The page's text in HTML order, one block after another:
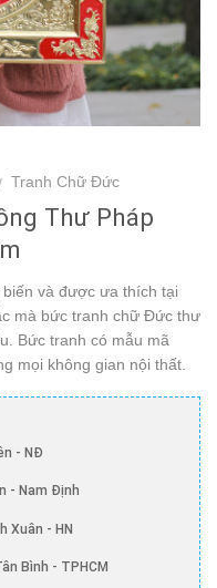
Tranh Chữ Đức
Thư Pháp
và được ưa thích tại
mà bức tranh chữ Đức thư
Bức tranh có mẫu mã
mọi không gian nội thất.
- NĐ
- Nam Định
Xuân - HN
Bình - TPHCM